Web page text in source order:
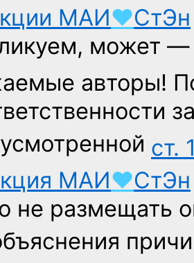
МАИ♥СтЭн
может
авторы!
ст.
МАИ♥СтЭн
не размещать